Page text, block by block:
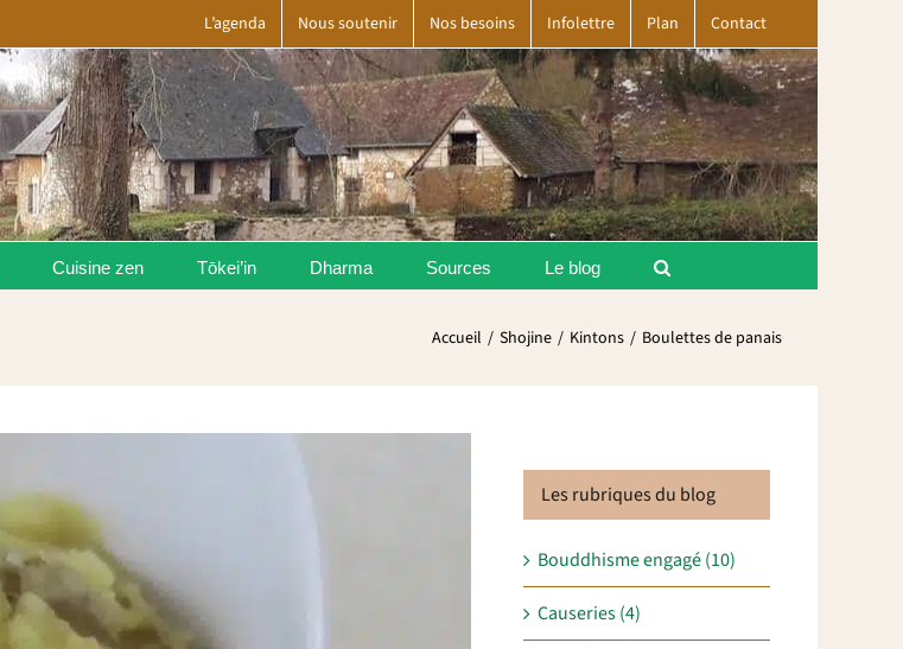
L’agenda Nous soutenir Nos besoins Infolettre Plan Contact
Cuisine zen Tōkei’in Dharma Sources Le blog
Accueil Shojine Kintons Boulettes de panais
Les rubriques du blog
Bouddhisme engagé (10)
Causeries (4)